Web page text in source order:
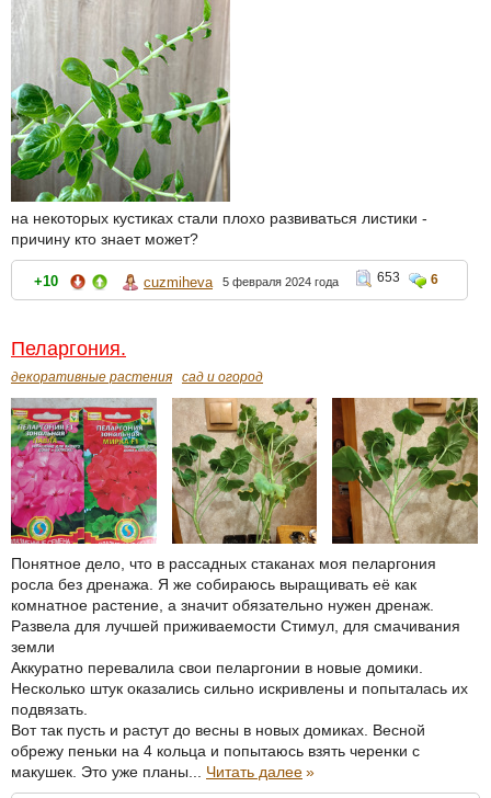
на некоторых кустиках стали плохо развиваться листики -
причину кто знает может?
+10 cuzmiheva 5 февраля 2024 года 653 6
Пеларгония.
декоративные растения сад и огород
Понятное дело, что в рассадных стаканах моя пеларгония
росла без дренажа. Я же собираюсь выращивать её как
комнатное растение, а значит обязательно нужен дренаж.
Развела для лучшей приживаемости Стимул, для смачивания
земли
Аккуратно перевалила свои пеларгонии в новые домики.
Несколько штук оказались сильно искривлены и попыталась их
подвязать.
Вот так пусть и растут до весны в новых домиках. Весной
обрежу пеньки на 4 кольца и попытаюсь взять черенки с
макушек. Это уже планы... Читать далее»